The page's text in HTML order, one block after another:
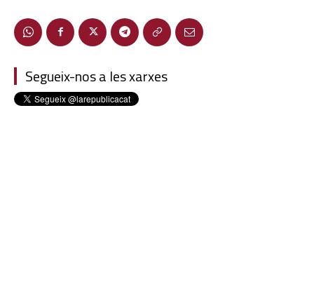
Segueix-nos a les xarxes